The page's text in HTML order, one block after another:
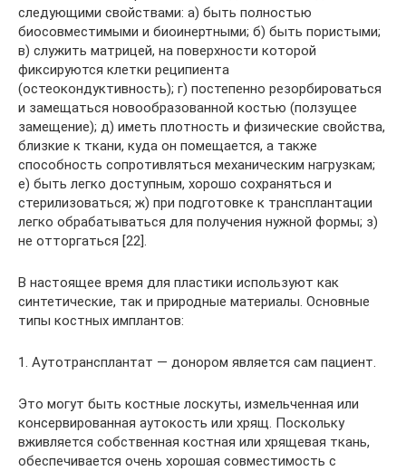
следующими свойствами: а) быть полностью
биосовместимыми и биоинертными; б) быть пористыми;
в) служить матрицей, на поверхности которой
фиксируются клетки реципиента
(остеокондуктивность); г) постепенно резорбироваться
и замещаться новообразованной костью (ползущее
замещение); д) иметь плотность и физические свойства,
близкие к ткани, куда он помещается, а также
способность сопротивляться механическим нагрузкам;
е) быть легко доступным, хорошо сохраняться и
стерилизоваться; ж) при подготовке к трансплантации
легко обрабатываться для получения нужной формы; з)
не отторгаться [22].
В настоящее время для пластики используют как
синтетические, так и природные материалы. Основные
типы костных имплантов:
1. Аутотрансплантат — донором является сам пациент.
Это могут быть костные лоскуты, измельченная или
консервированная аутокость или хрящ. Поскольку
вживляется собственная костная или хрящевая ткань,
обеспечивается очень хорошая совместимость с